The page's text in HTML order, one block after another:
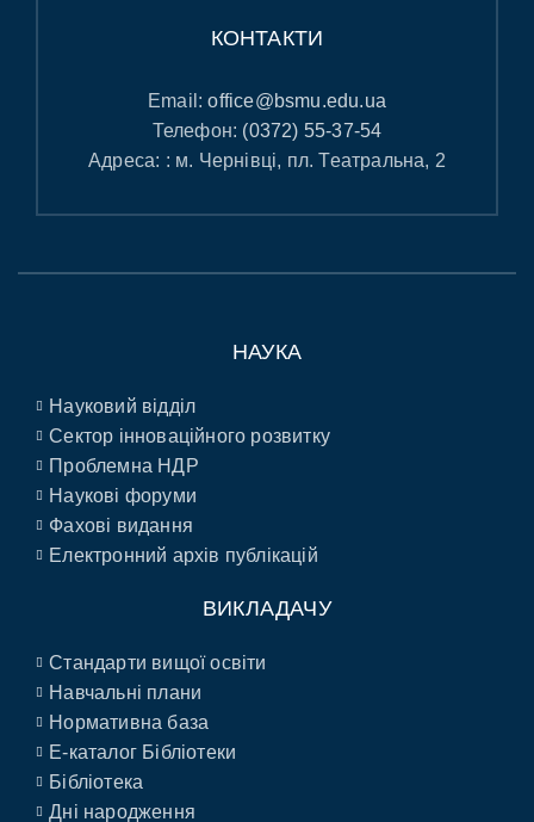
КОНТАКТИ
Email:office@bsmu.edu.ua
Телефон: (0372) 55-37-54
Адреса: : м. Чернівці, пл. Театральна, 2
НАУКА
Науковий відділ
Сектор інноваційного розвитку
Проблемна НДР
Наукові форуми
Фахові видання
Електронний архів публікацій
ВИКЛАДАЧУ
Стандарти вищої освіти
Навчальні плани
Нормативна база
E-каталог Бібліотеки
Бібліотека
Дні народження